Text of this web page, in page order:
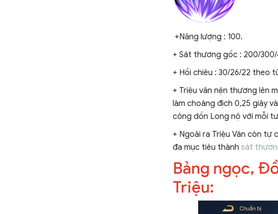
+Năng lượng : 100.
+ Sát thương gốc : 200/
+ Hồi chiêu : 30/26/22 theo
+ Triệu vân nện thương lên
làm choáng địch 0,25 giây
công dồn Long nộ với mỗi
+ Ngoài ra Triệu Vân còn
đa mục tiêu thành sát
Bảng ngọc,
Triệu: